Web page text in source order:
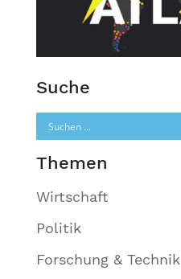
Suche
Themen
Wirtschaft
Politik
Forschung & Technik